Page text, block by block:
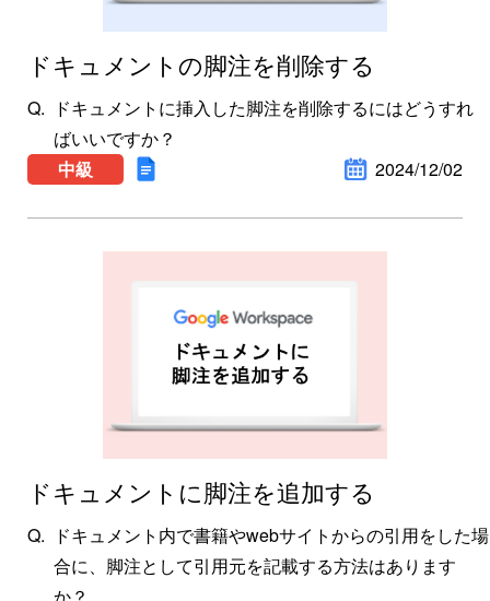
ドキュメントの脚注を削除する
ドキュメントに挿入した脚注を削除するにはどうすれ
ばいいですか？
中級
2024/12/02
ドキュメントに脚注を追加する
ドキュメント内で書籍やwebサイトからの引用をした場
合に、脚注として引用元を記載する方法はあります
か？